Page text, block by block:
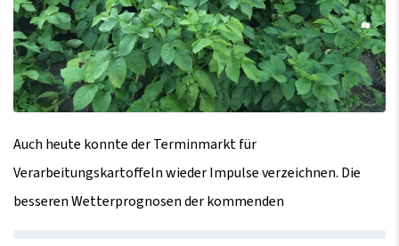
Auch heute konnte der Terminmarkt für
Verarbeitungskartoffeln wieder Impulse verzeichnen. Die
besseren Wetterprognosen der kommenden